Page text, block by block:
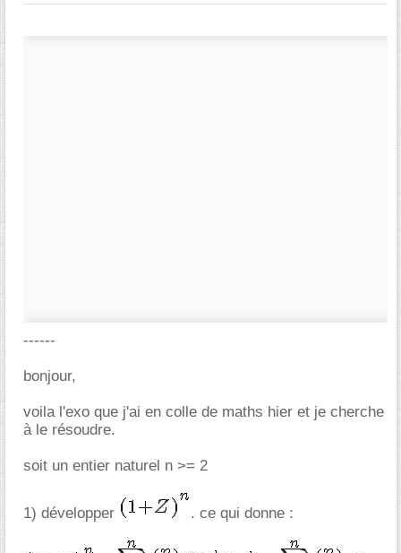
------
bonjour,
voila l'exo que j'ai en colle de maths hier et je cherche
à le résoudre.
soit un entier naturel n >= 2
1) développer . ce qui donne :